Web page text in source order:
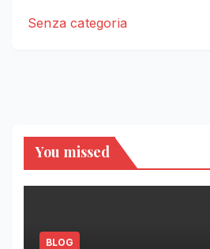
Senza categoria
You missed
BLOG